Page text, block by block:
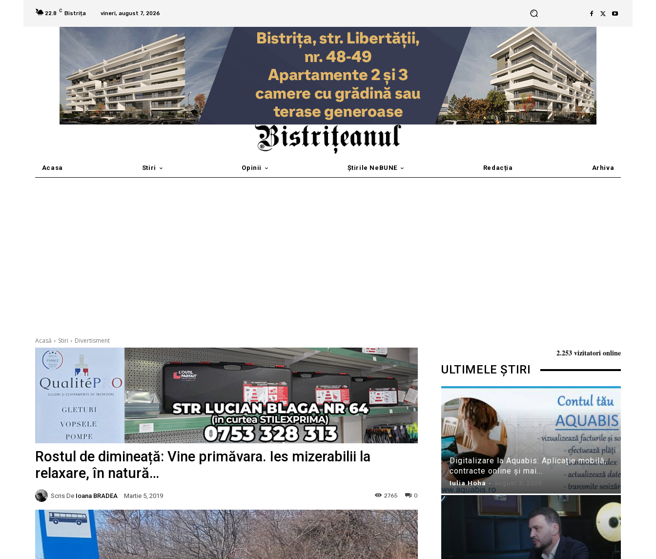
22.8 C Bistrița vineri, august 7, 2026
Acasa Stiri Opinii Știrile NeBUNE Redacția Arhiva
Acasă Stiri Divertisment
Rostul de dimineață: Vine primăvara. Ies mizerabilii la
relaxare, în natură…
Scris De Ioana BRADEA Martie 5, 2019 0
2765
2.253 vizitatori online
ULTIMELE ȘTIRI
Digitalizare la Aquabis: Aplicație mobilă,
contracte online și mai...
Iulia Hoha - august 3, 2026